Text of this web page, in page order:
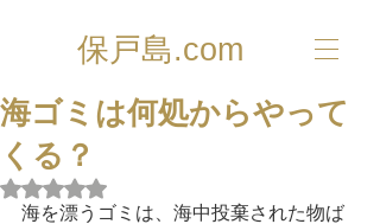
保戸島.com
海ゴミは何処からやって
くる？
5つ星のうちNaNと評価されています。
海を漂うゴミは、海中投棄された物ば